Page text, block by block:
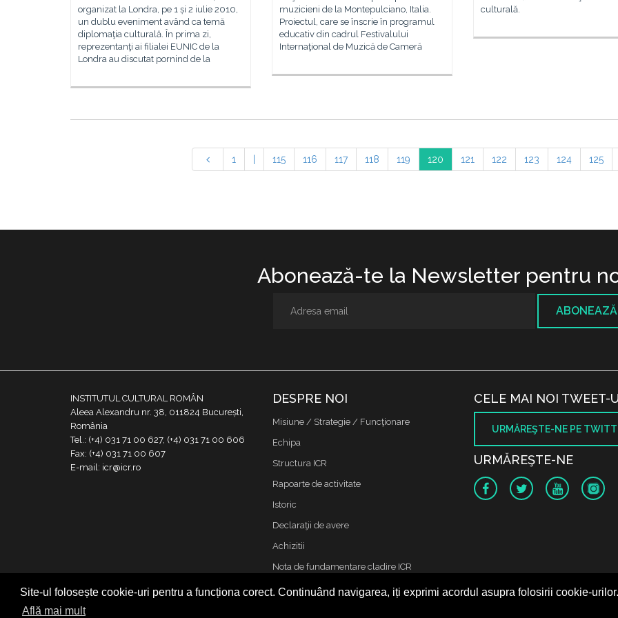
Site-ul folosește cookie-uri pentru a funcționa corect. Continuând navigarea, iți exprimi acordul asupra folosirii cookie-urilor.
Află mai mult
culturală.
muzicieni de la Montepulciano, Italia.
Proiectul, care se înscrie în programul
educativ din cadrul Festivalului
Internaţional de Muzică de Cameră
organizat la Londra, pe 1 și 2 iulie 2010,
un dublu eveniment având ca temă
diplomaţia culturală. În prima zi,
reprezentanţi ai filialei EUNIC de la
Londra au discutat pornind de la
1 115 116 117 118 119 120 121 122 123 124 125
Abonează-te la Newsletter pentru
INSTITUTUL CULTURAL ROMÂN
Aleea Alexandru nr. 38, 011824 București,
România
Tel.: (+4) 031 71 00 627, (+4) 031 71 00 606
Fax: (+4) 031 71 00 607
E-mail: icr@icr.ro
DESPRE NOI
Misiune / Strategie / Funcţionare
Echipa
Structura ICR
Rapoarte de activitate
Istoric
Declaraţii de avere
Achizitii
Nota de fundamentare cladire ICR
Contact
CELE MAI NOI TWEET-
URMĂREŞTE-NE PE
URMĂREŞTE-NE